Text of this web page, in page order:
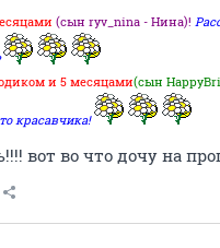
(сын ryv_nina - Нина)!
и 5 месяцами(сын
красавчика!
вот во что дочу на